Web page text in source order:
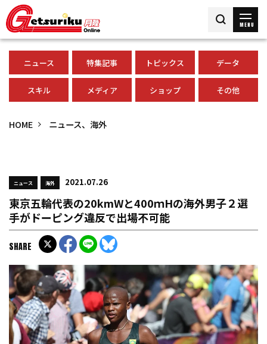
MENU
ニュース 特集記事 トピックス データ
スキル メディア ショップ その他
HOME ニュース、海外
ニュース 海外 2021.07.26
東京五輪代表の20kmWと400ｍHの海外男子２選
手がドーピング違反で出場不可能
SHARE